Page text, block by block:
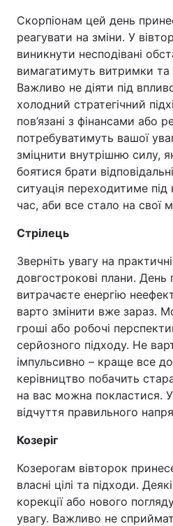
Скорпіонам цей день
реагувати на зміни. У
виникнути несподівані
вимагатимуть витримки
Важливо не діяти під
холодний стратегічний
пов’язані з фінансами або
потребуватимуть вашої
зміцнити внутрішню силу,
боятися брати
ситуація переходитиме
час, аби все стало на свої
Стрілець
Зверніть увагу на
довгострокові плани.
витрачаєте енергію
варто змінити вже зараз.
гроші або робочі
серйозного підходу. Не
імпульсивно – краще все
керівництво побачить
на вас можна покластися.
відчуття правильного
Козеріг
Козерогам вівторок
власні цілі та підходи.
корекції або нового
увагу. Важливо не